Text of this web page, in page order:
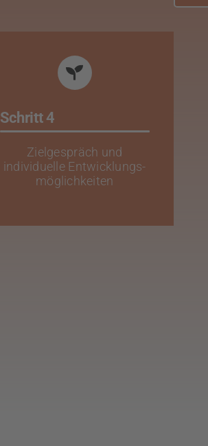
Schritt 4
Zielgespräch und
individuelle Entwicklungs-
möglichkeiten